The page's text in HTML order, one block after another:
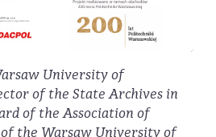
University of
of the State Archives in
of the Association of
the Warsaw University of